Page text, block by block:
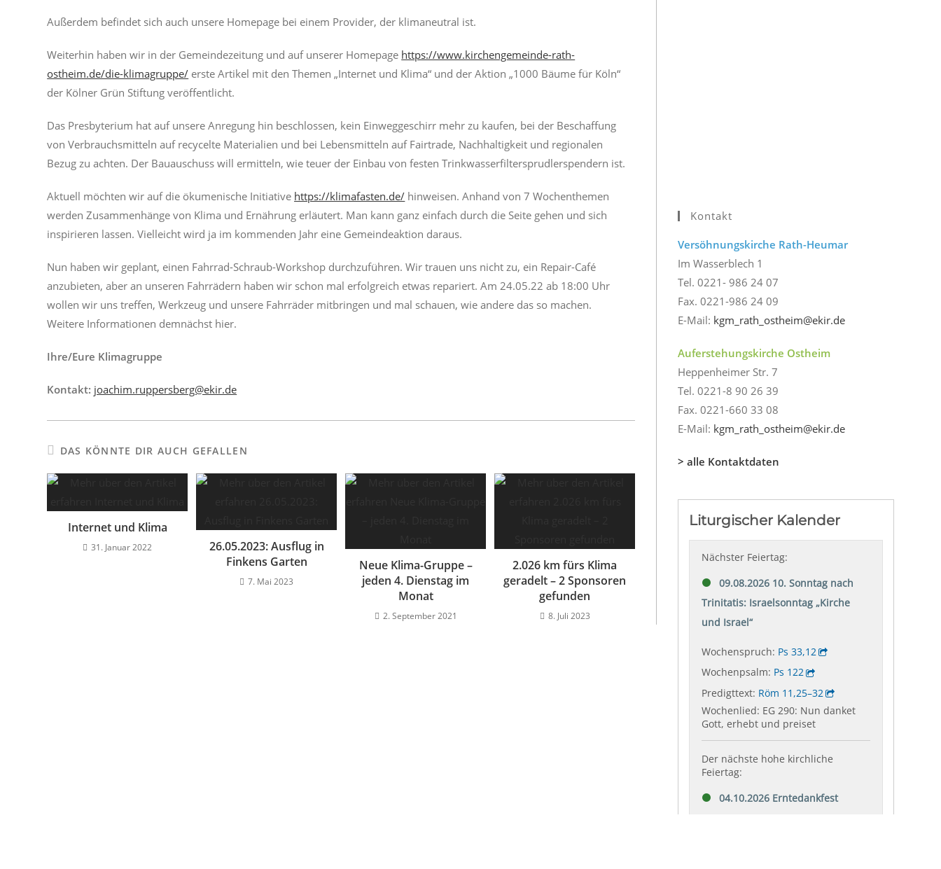
Außerdem befindet sich auch unsere Homepage bei einem Provider, der klimaneutral ist.
Weiterhin haben wir in der Gemeindezeitung und auf unserer Homepage https://www.kirchengemeinde-rath-
ostheim.de/die-klimagruppe/ erste Artikel mit den Themen „Internet und Klima“ und der Aktion „1000 Bäume für Köln“
der Kölner Grün Stiftung veröffentlicht.
Das Presbyterium hat auf unsere Anregung hin beschlossen, kein Einweggeschirr mehr zu kaufen, bei der Beschaffung
von Verbrauchsmitteln auf recycelte Materialien und bei Lebensmitteln auf Fairtrade, Nachhaltigkeit und regionalen
Bezug zu achten. Der Bauauschuss will ermitteln, wie teuer der Einbau von festen Trinkwasserfiltersprudlerspendern ist.
Aktuell möchten wir auf die ökumenische Initiative https://klimafasten.de/ hinweisen. Anhand von 7 Wochenthemen
werden Zusammenhänge von Klima und Ernährung erläutert. Man kann ganz einfach durch die Seite gehen und sich
inspirieren lassen. Vielleicht wird ja im kommenden Jahr eine Gemeindeaktion daraus.
Nun haben wir geplant, einen Fahrrad-Schraub-Workshop durchzuführen. Wir trauen uns nicht zu, ein Repair-Café
anzubieten, aber an unseren Fahrrädern haben wir schon mal erfolgreich etwas repariert. Am 24.05.22 ab 18:00 Uhr
wollen wir uns treffen, Werkzeug und unsere Fahrräder mitbringen und mal schauen, wie andere das so machen.
Weitere Informationen demnächst hier.
Ihre/Eure Klimagruppe
Kontakt: joachim.ruppersberg@ekir.de
DAS KÖNNTE DIR AUCH GEFALLEN
Internet und Klima
31. Januar 2022
26.05.2023: Ausflug in
Finkens Garten
7. Mai 2023
Neue Klima-Gruppe –
jeden 4. Dienstag im
Monat
2. September 2021
2.026 km fürs Klima
geradelt – 2 Sponsoren
gefunden
8. Juli 2023
Kontakt
Versöhnungskirche Rath-Heumar
Im Wasserblech 1
Tel. 0221- 986 24 07
Fax. 0221-986 24 09
E-Mail: kgm_rath_ostheim@ekir.de
Auferstehungskirche Ostheim
Heppenheimer Str. 7
Tel. 0221-8 90 26 39
Fax. 0221-660 33 08
E-Mail: kgm_rath_ostheim@ekir.de
> alle Kontaktdaten